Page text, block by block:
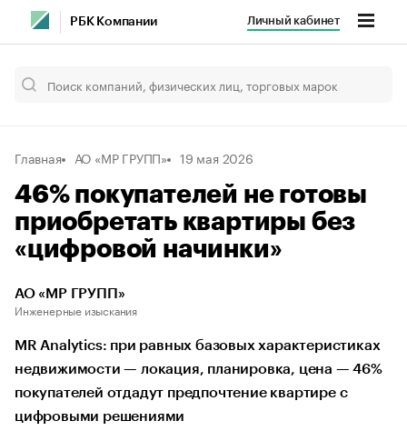
РБК Компании Личный кабинет
Главная АО «МР ГРУПП» 19 мая 2026
46% покупателей не готовы
приобретать квартиры без
«цифровой начинки»
АО «МР ГРУПП»
Инженерные изыскания
MR Analytics: при равных базовых характеристиках
недвижимости — локация, планировка, цена — 46%
покупателей отдадут предпочтение квартире с
цифровыми решениями